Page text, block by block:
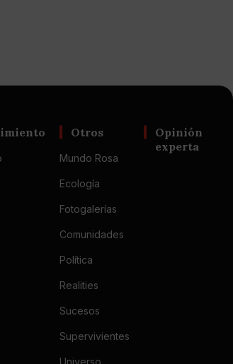
Otros
Mundo Rosa
Ecología
Fotogalerías
Comunidades
Política
Realities
Sucesos
Supervivientes
Universo
Opinión
experta